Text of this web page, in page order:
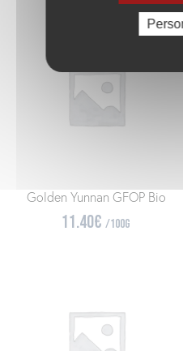
Golden Yunnan GFOP Bio
11.40€/100g